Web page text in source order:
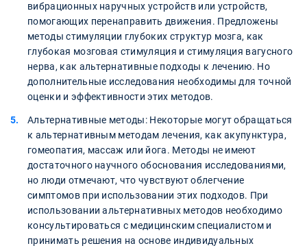
вибрационных наручных устройств или устройств,
помогающих перенаправить движения. Предложены
методы стимуляции глубоких структур мозга, как
глубокая мозговая стимуляция и стимуляция вагусного
нерва, как альтернативные подходы к лечению. Но
дополнительные исследования необходимы для точной
оценки и эффективности этих методов.
Альтернативные методы: Некоторые могут обращаться
к альтернативным методам лечения, как акупунктура,
гомеопатия, массаж или йога. Методы не имеют
достаточного научного обоснования исследованиями,
но люди отмечают, что чувствуют облегчение
симптомов при использовании этих подходов. При
использовании альтернативных методов необходимо
консультироваться с медицинским специалистом и
принимать решения на основе индивидуальных